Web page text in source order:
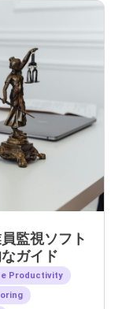
監視ソフト
ガイド
Productivity